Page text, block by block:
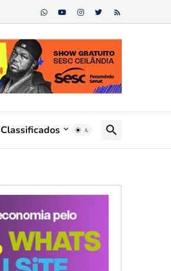
Classificados